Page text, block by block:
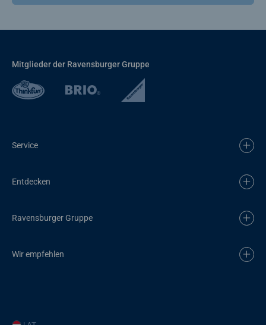
Mitglieder der Ravensburger Gruppe
Service
Entdecken
Ravensburger Gruppe
Wir empfehlen